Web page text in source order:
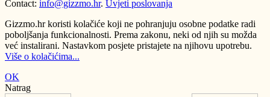
Contact: info@gizzmo.hr. Uvjeti poslovanja
Gizzmo.hr koristi kolačiće koji ne pohranjuju osobne podatke radi
poboljšanja funkcionalnosti. Prema zakonu, neki od njih su možda
već instalirani. Nastavkom posjete pristajete na njihovu upotrebu.
Više o kolačićima...
OK
Natrag